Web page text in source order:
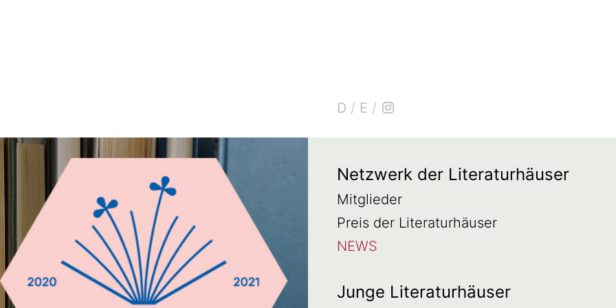
D / E /
Netzwerk der Literaturhäuser
Mitglieder
Preis der Literaturhäuser
NEWS
Junge Literaturhäuser